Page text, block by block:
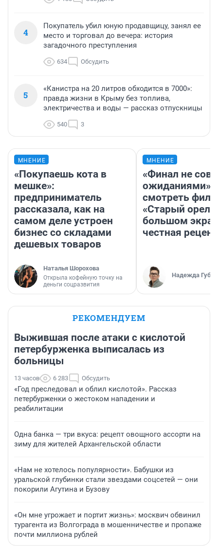
4
Покупатель убил юную продавщицу, занял ее
место и торговал до вечера: история
загадочного преступления
634 Обсудить
5
«Канистра на 20 литров обходится в 7000»:
правда жизни в Крыму без топлива,
электричества и воды — рассказ отпускницы
540 3
МНЕНИЕ
«Покупаешь кота в
мешке»:
предприниматель
рассказала, как на
самом деле устроен
бизнес со складами
дешевых товаров
Наталья Шорохова
Открыла кофейную точку на
деньги соцразвития
МНЕНИЕ
«Финал не
ожиданиями»:
смотреть
«Старый орел»
большом
честная
Надежда
РЕКОМЕНДУЕМ
Выжившая после атаки с кислотой
петербурженка выписалась из
больницы
13 часов 6 283 Обсудить
«Год преследовал и облил кислотой». Рассказ
петербурженки о жестоком нападении и
реабилитации
Одна банка — три вкуса: рецепт овощного ассорти на
зиму для жителей Архангельской области
«Нам не хотелось популярности». Бабушки из
уральской глубинки стали звездами соцсетей — они
покорили Агутина и Бузову
«Он мне угрожает и портит жизнь»: москвич обвинил
турагента из Волгограда в мошенничестве и пропаже
почти миллиона рублей